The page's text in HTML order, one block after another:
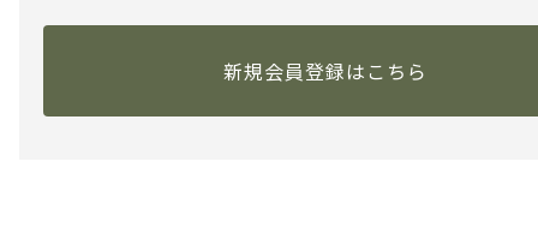
新規会員登録はこちら